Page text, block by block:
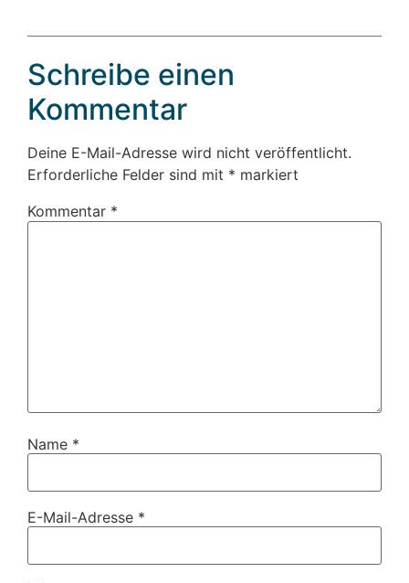
Schreibe einen
Kommentar
Deine E-Mail-Adresse wird nicht veröffentlicht.
Erforderliche Felder sind mit * markiert
Kommentar *
Name *
E-Mail-Adresse *